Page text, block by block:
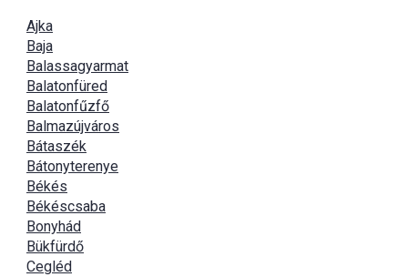
Ajka
Baja
Balassagyarmat
Balatonfüred
Balatonfűzfő
Balmazújváros
Bátaszék
Bátonyterenye
Békés
Békéscsaba
Bonyhád
Bükfürdő
Cegléd